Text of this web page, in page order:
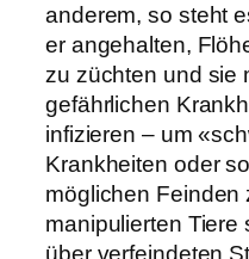
anderem, so steht
er angehalten,
zu züchten und sie
gefährlichen
infizieren – um
Krankheiten oder
möglichen Feinden
manipulierten Tiere
über verfeindeten